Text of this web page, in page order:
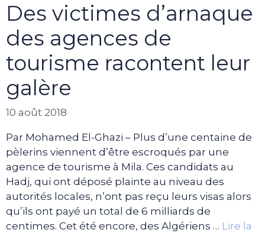
Des victimes d’arnaque
des agences de
tourisme racontent leur
galère
10 août 2018
Par Mohamed El-Ghazi – Plus d’une centaine de
pèlerins viennent d’être escroqués par une
agence de tourisme à Mila. Ces candidats au
Hadj, qui ont déposé plainte au niveau des
autorités locales, n’ont pas reçu leurs visas alors
qu’ils ont payé un total de 6 milliards de
centimes. Cet été encore, des Algériens … Lire la